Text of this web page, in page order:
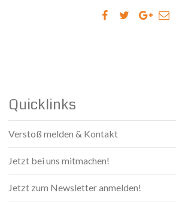
Quicklinks
Verstoß melden & Kontakt
Jetzt bei uns mitmachen!
Jetzt zum Newsletter anmelden!